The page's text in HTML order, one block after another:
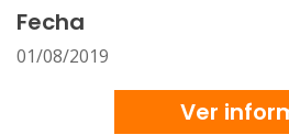
Fecha
01/08/2019
Ver